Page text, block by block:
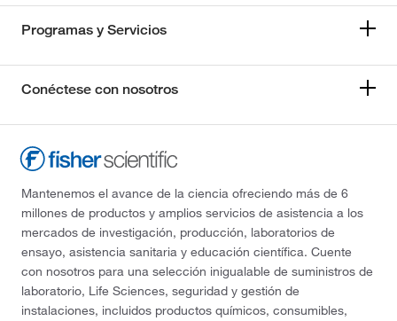
Programas y Servicios
Conéctese con nosotros
Mantenemos el avance de la ciencia ofreciendo más de 6
millones de productos y amplios servicios de asistencia a los
mercados de investigación, producción, laboratorios de
ensayo, asistencia sanitaria y educación científica. Cuente
con nosotros para una selección inigualable de suministros de
laboratorio, Life Sciences, seguridad y gestión de
instalaciones, incluidos productos químicos, consumibles,